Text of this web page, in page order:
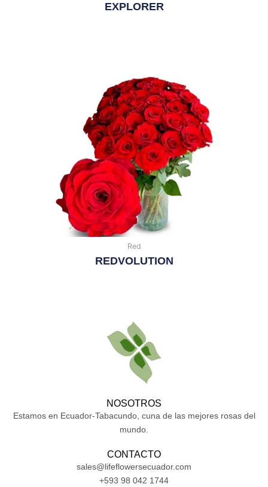
EXPLORER
Red
REDVOLUTION
NOSOTROS
Estamos en Ecuador-Tabacundo, cuna de las mejores rosas del
mundo.
CONTACTO
sales@lifeflowersecuador.com
+593 98 042 1744